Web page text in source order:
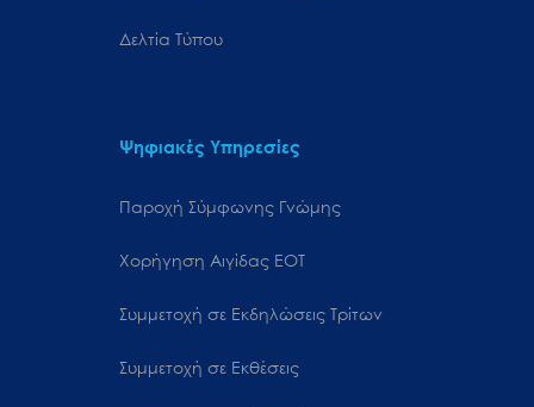
Δελτία Τύπου
Ψηφιακές Υπηρεσίες
Παροχή Σύμφωνης Γνώμης
Χορήγηση Αιγίδας ΕΟΤ
Συμμετοχή σε Εκδηλώσεις Τρίτων
Συμμετοχή σε Εκθέσεις